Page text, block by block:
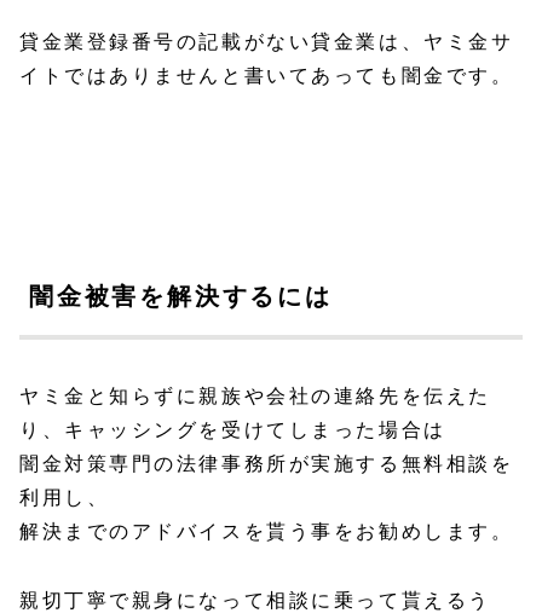
貸金業登録番号の記載がない貸金業は、ヤミ金サ
イトではありませんと書いてあっても闇金です。
闇金被害を解決するには
ヤミ金と知らずに親族や会社の連絡先を伝えた
り、キャッシングを受けてしまった場合は
闇金対策専門の法律事務所が実施する無料相談 を
利用し、
解決までのアドバイスを貰う事をお勧めします。
親切丁寧で親身になって相談に乗って貰えるう